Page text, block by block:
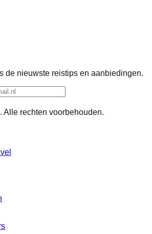
de nieuwste reistips en aanbiedingen.
Alle rechten voorbehouden.